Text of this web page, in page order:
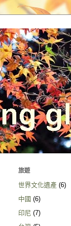
旅遊
世界文化遺產 (6)
中國 (6)
印尼 (7)